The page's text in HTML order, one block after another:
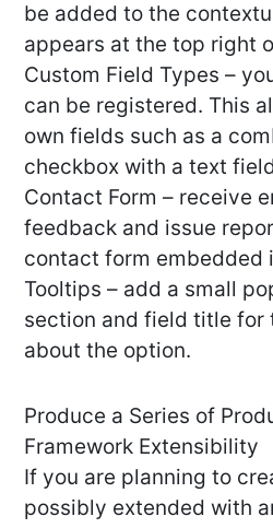
be added to the
appears at the top right
Custom Field Types –
can be registered. This
own fields such as a
checkbox with a text
Contact Form – receive
feedback and issue
contact form embedded
Tooltips – add a small
section and field title for
about the option.
Produce a Series of
Framework Extensibility
If you are planning to
possibly extended with